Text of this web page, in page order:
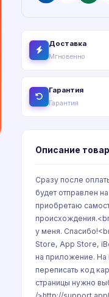
Доставка
Мгновенно
Гарантия
Гарантия
Описание
Сразу после
будет отправлен
приобретаю
у меня.
Store, App Store,
на приложение. На
переписать код
страницы нужно